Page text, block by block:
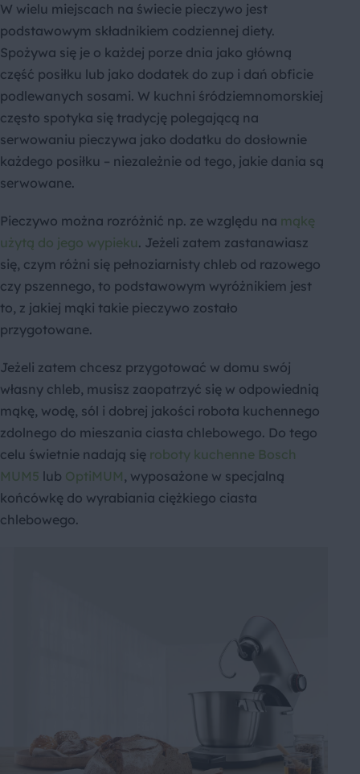
W wielu miejscach na świecie pieczywo jest
podstawowym składnikiem codziennej diety.
Spożywa się je o każdej porze dnia jako główną
część posiłku lub jako dodatek do zup i dań obficie
podlewanych sosami. W kuchni śródziemnomorskiej
często spotyka się tradycję polegającą na
serwowaniu pieczywa jako dodatku do dosłownie
każdego posiłku – niezależnie od tego, jakie dania są
serwowane.
Pieczywo można rozróżnić np. ze względu na mąkę
użytą do jego wypieku. Jeżeli zatem zastanawiasz
się, czym różni się pełnoziarnisty chleb od razowego
czy pszennego, to podstawowym wyróżnikiem jest
to, z jakiej mąki takie pieczywo zostało
przygotowane.
Jeżeli zatem chcesz przygotować w domu swój
własny chleb, musisz zaopatrzyć się w odpowiednią
mąkę, wodę, sól i dobrej jakości robota kuchennego
zdolnego do mieszania ciasta chlebowego. Do tego
celu świetnie nadają się roboty kuchenne Bosch
MUM5 lub OptiMUM, wyposażone w specjalną
końcówkę do wyrabiania ciężkiego ciasta
chlebowego.